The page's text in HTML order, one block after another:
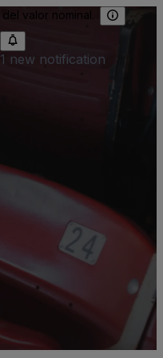
valor nominal.
1 new notification